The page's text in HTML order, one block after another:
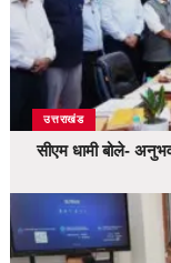
उत्तराखंड
सीएम धामी बोले-